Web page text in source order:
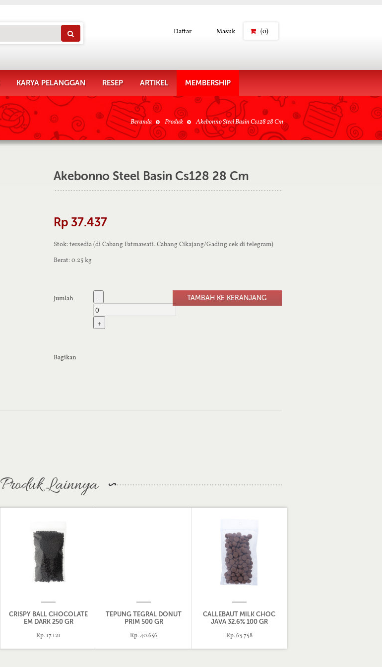
Daftar Masuk (0)
KARYA PELANGGAN RESEP ARTIKEL MEMBERSHIP
Beranda Produk Akebonno Steel Basin Cs128 28 Cm
Akebonno Steel Basin Cs128 28 Cm
Rp 37.437
Stok: tersedia (di Cabang Fatmawati. Cabang Cikajang/Gading cek di telegram)
Berat: 0.25 kg
Jumlah -
+
Bagikan
Produk Lainnya
CRISPY BALL CHOCOLATE
EM DARK 250 GR
Rp. 17.121
TEPUNG TEGRAL DONUT
PRIM 500 GR
Rp. 40.656
CALLEBAUT MILK CHOC
JAVA 32.6% 100 GR
Rp. 63.758